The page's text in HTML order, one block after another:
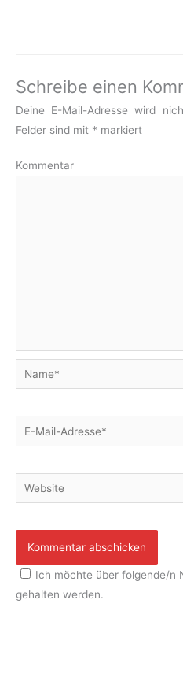
Schreibe einen
Deine E-Mail-Adresse wird
Felder sind mit * markiert
Name*
E-
Mail-
Website
Ich möchte über folgende/n
gehalten werden.